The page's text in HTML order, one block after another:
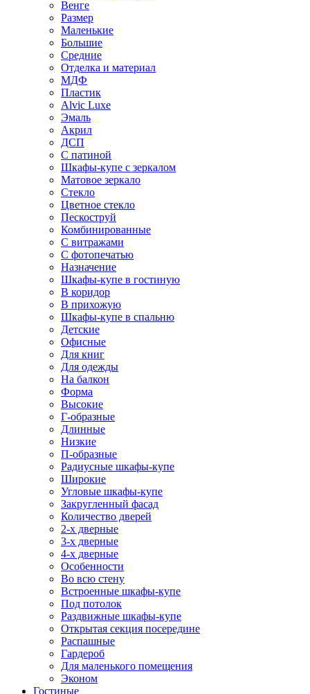
Венге
Размер
Маленькие
Большие
Средние
Отделка и материал
МДФ
Пластик
Alvic Luxe
Эмаль
Акрил
ДСП
С патиной
Шкафы-купе с зеркалом
Матовое зеркало
Стекло
Цветное стекло
Пескоструй
Комбинированные
С витражами
С фотопечатью
Назначение
Шкафы-купе в гостиную
В коридор
В прихожую
Шкафы-купе в спальню
Детские
Офисные
Для книг
Для одежды
На балкон
Форма
Высокие
Г-образные
Длинные
Низкие
П-образные
Радиусные шкафы-купе
Широкие
Угловые шкафы-купе
Закругленный фасад
Количество дверей
2-х дверные
3-х дверные
4-х дверные
Особенности
Во всю стену
Встроенные шкафы-купе
Под потолок
Раздвижные шкафы-купе
Открытая секция посередине
Распашные
Гардероб
Для маленького помещения
Эконом
Гостиные